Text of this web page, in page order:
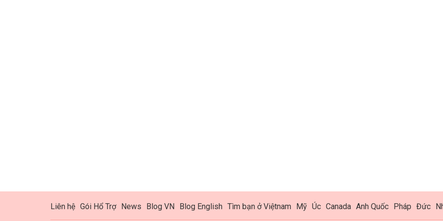
Liên hệ Gói Hổ Trợ News Blog VN Blog English Tìm bạn ở Việtnam Mỹ Úc Canada Anh Quốc Pháp Đức